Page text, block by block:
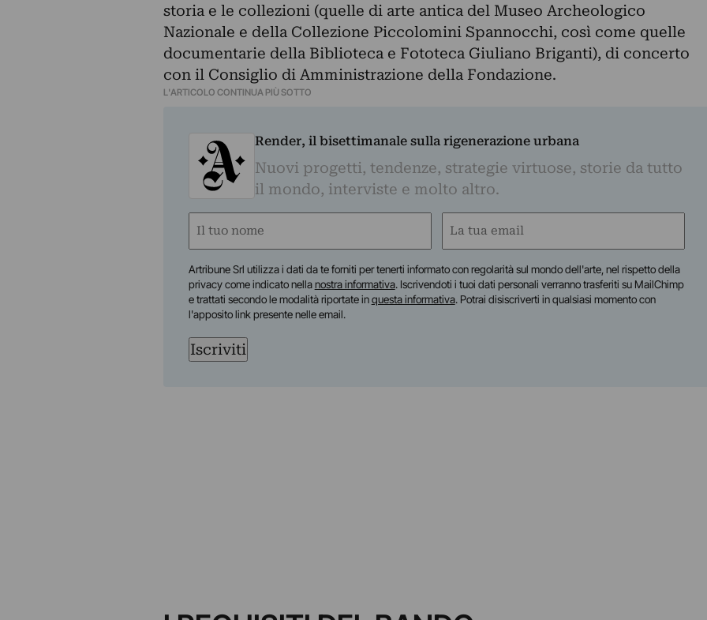
storia e le collezioni (quelle di arte antica del Museo Archeologico
Nazionale e della Collezione Piccolomini Spannocchi, così come quelle
documentarie della Biblioteca e Fototeca Giuliano Briganti), di concerto
con il Consiglio di Amministrazione della Fondazione.
L'ARTICOLO CONTINUA PIÙ SOTTO
Render, il bisettimanale sulla rigenerazione urbana
Nuovi progetti, tendenze, strategie virtuose, storie da tutto
il mondo, interviste e molto altro.
Nome
Email
Artribune Srl utilizza i dati da te forniti per tenerti informato con regolarità sul mondo dell'arte, nel rispetto della
privacy come indicato nellanostra informativa. Iscrivendoti i tuoi dati personali verranno trasferiti su MailChimp
e trattati secondo le modalità riportate inquesta informativa. Potrai disiscriverti in qualsiasi momento con
l'apposito link presente nelle email.
Iscriviti